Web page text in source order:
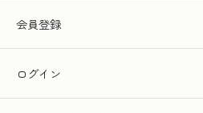
会員登録
ログイン